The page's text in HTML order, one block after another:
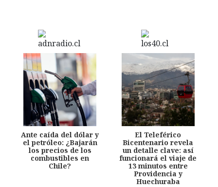
Ante caída del dólar y
el petróleo: ¿Bajarán
los precios de los
combustibles en
Chile?
El Teleférico
Bicentenario revela
un detalle clave: así
funcionará el viaje de
13 minutos entre
Providencia y
Huechuraba